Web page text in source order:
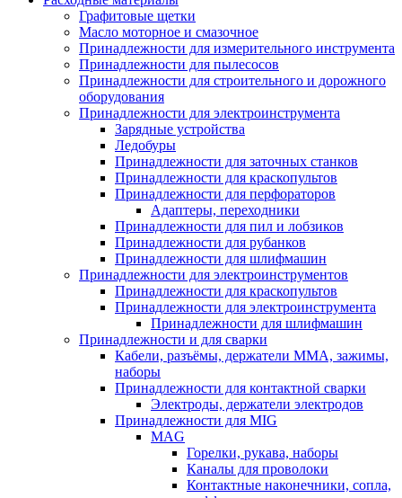
Графитовые щетки
Масло моторное и смазочное
Принадлежности для измерительного инструмента
Принадлежности для пылесосов
Принадлежности для строительного и дорожного
оборудования
Принадлежности для электроинструмента
Зарядные устройства
Ледобуры
Принадлежности для заточных станков
Принадлежности для краскопультов
Принадлежности для перфораторов
Адаптеры, переходники
Принадлежности для пил и лобзиков
Принадлежности для рубанков
Принадлежности для шлифмашин
Принадлежности для электроинструментов
Принадлежности для краскопультов
Принадлежности для электроинструмента
Принадлежности для шлифмашин
Принадлежности и для сварки
Кабели, разъёмы, держатели MMA, зажимы,
наборы
Принадлежности для контактной сварки
Электроды, держатели электродов
Принадлежности для MIG
MAG
Горелки, рукава, наборы
Каналы для проволоки
Контактные наконечники, сопла,